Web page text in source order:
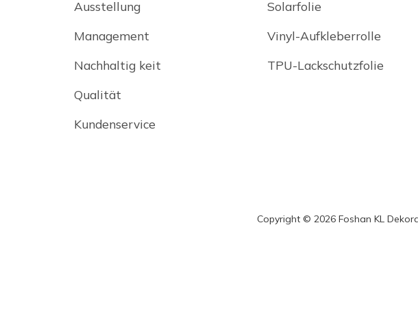
Ausstellung
Management
Nachhaltig keit
Qualität
Kundenservice
Solarfolie
Vinyl-Aufkleberrolle
TPU-Lackschutzfolie
Copyright © 2026 Foshan KL